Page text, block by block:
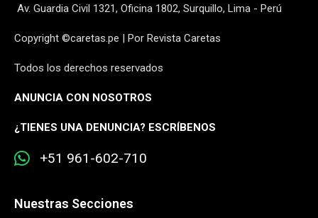
Av. Guardia Civil 1321, Oficina 1802, Surquillo, Lima - Perú
Copyright ©caretas.pe | Por Revista Caretas
Todos los derechos reservados
ANUNCIA CON NOSOTROS
¿TIENES UNA DENUNCIA? ESCRÍBENOS
+51 961-602-710
Nuestras Secciones